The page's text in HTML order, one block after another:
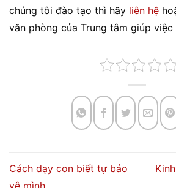
chúng tôi đào tạo thì hãy liên hệ
văn phòng của Trung tâm giúp việc
Cách dạy con biết tự bảo